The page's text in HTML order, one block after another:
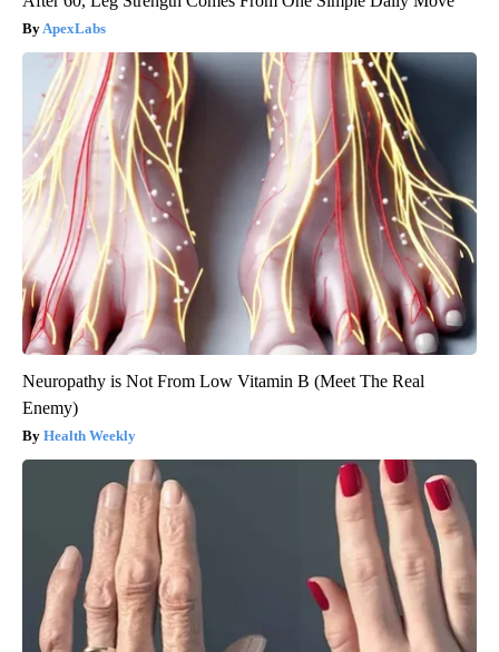
ApexLabs
Neuropathy is Not From Low Vitamin B (Meet The Real
Enemy)
Health Weekly